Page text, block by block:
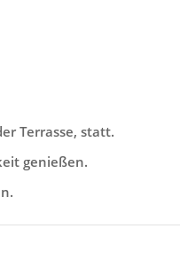
Terrasse, statt.
genießen.